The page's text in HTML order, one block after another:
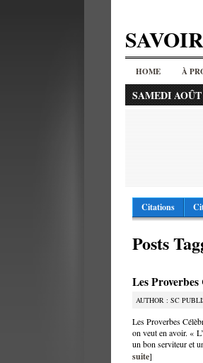
HOME À
SAMEDI
Citations
Posts
Les
AUTHOR : SC
Les Proverbes
on veut en avoir. «
un bon serviteur et
suite]